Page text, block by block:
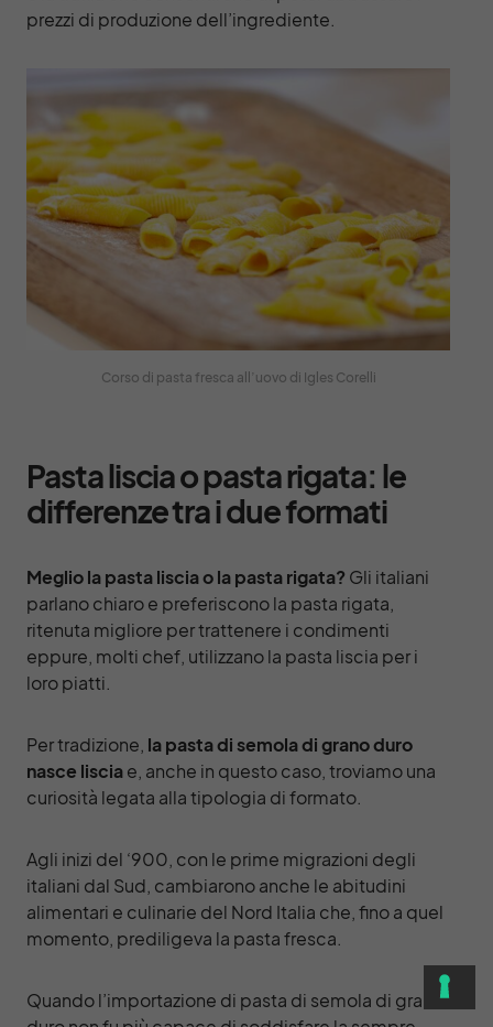
prezzi di produzione dell’ingrediente.
Corso di pasta fresca all’uovo di Igles Corelli
Pasta liscia o pasta rigata: le
differenze tra i due formati
Meglio la pasta liscia o la pasta rigata? Gli italiani
parlano chiaro e preferiscono la pasta rigata,
ritenuta migliore per trattenere i condimenti
eppure, molti chef, utilizzano la pasta liscia per i
loro piatti.
Per tradizione, la pasta di semola di grano duro
nasce lisciae, anche in questo caso, troviamo una
curiosità legata alla tipologia di formato.
Agli inizi del ‘900, con le prime migrazioni degli
italiani dal Sud, cambiarono anche le abitudini
alimentari e culinarie del Nord Italia che, fino a quel
momento, prediligeva la pasta fresca.
Quando l’importazione di pasta di semola di grano